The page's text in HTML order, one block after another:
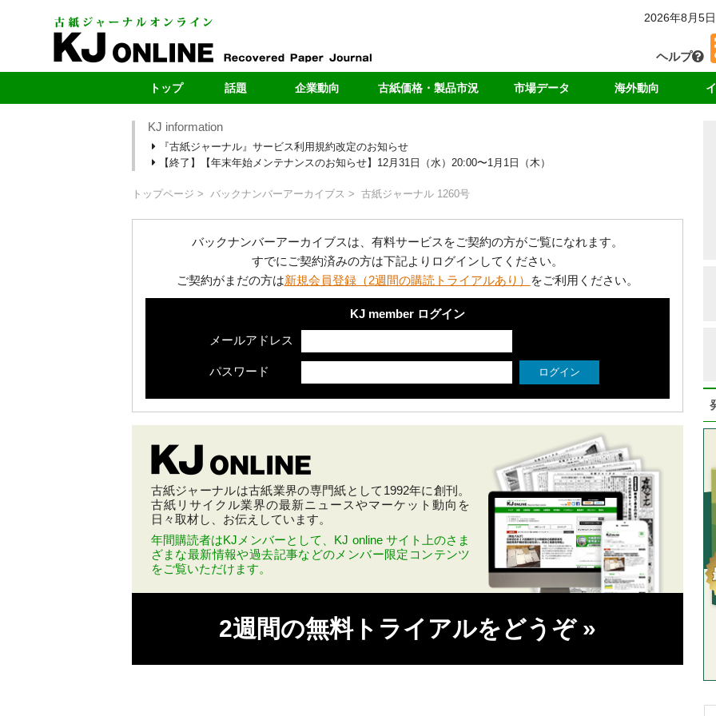
2026年8月5
ヘルプ
トップ 話題
最新のお知らせ
新型コロナ
段原紙の転抄・輸出
企業動向
自治体
ヤードレポート
新規ヤード
古紙価格・製品市況
輸出価格
製品価格
海外市況
市場データ
中国の輸入量
海外動向
KJ information
『古紙ジャーナル』サービス利用規約改定のお知らせ
【終了】【年末年始メンテナンスのお知らせ】12月31日（水）20:00〜1月1日（木）
トップページ バックナンバーアーカイブス 古紙ジャーナル 1260号
バックナンバーアーカイブスは、有料サービスをご契約の方がご覧になれます。
すでにご契約済みの方は下記よりログインしてください。
ご契約がまだの方は新規会員登録（2週間の購読トライアルあり） をご利用ください。
KJ member ログイン
メールアドレス
パスワード
古紙ジャーナルは古紙業界の専門紙として1992年に創刊。
古紙リサイクル業界の最新ニュースやマーケット動向を
日々取材し、お伝えしています。
年間購読者はKJメンバーとして、KJ online サイト上のさま
ざまな最新情報や過去記事などのメンバー限定コンテンツ
をご覧いただけます。
2週間の無料トライアルをどうぞ »